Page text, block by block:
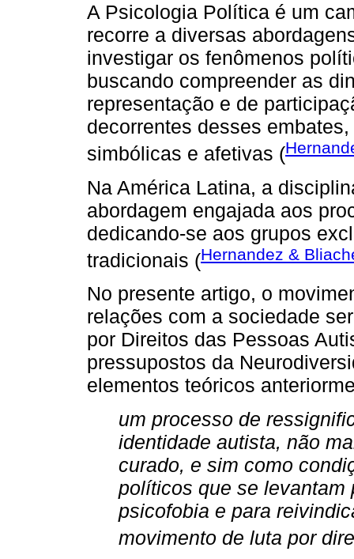
A Psicologia Política é um
recorre a diversas
investigar os fenômenos
buscando compreender as
representação e de
decorrentes desses
simbólicas e afetivas (
Na América Latina, a
abordagem engajada aos
dedicando-se aos grupos
tradicionais (Hernandez &
No presente artigo, o
relações com a sociedade
por Direitos das Pessoas
pressupostos da
elementos teóricos
um processo de
identidade autista, não
curado, e sim como
políticos que se levantam
psicofobia e para
movimento de luta por